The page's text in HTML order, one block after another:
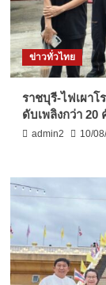
ข่าวทั่วไทย
ราชบุรี-ไฟเผาโ
ดับเพลิงกว่า 20
admin2 10/